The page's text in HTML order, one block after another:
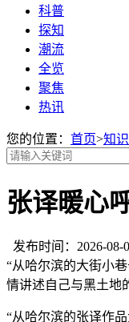
科普
探知
潮流
全览
聚焦
热讯
您的位置： 首页>知识
张译暖心
发布时间：2026-
“从哈尔滨的大街小
情讲述自己与黑土地
“从哈尔滨的张译作